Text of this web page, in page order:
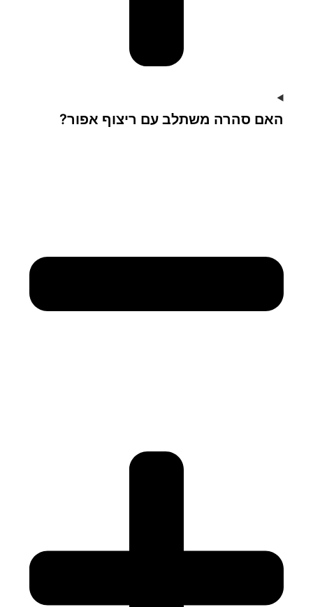
האם סהרה משתלב עם ריצוף אפור?